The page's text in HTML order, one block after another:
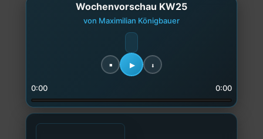
Wochenvorschau KW25
von Maximilian Königbauer
0:00 0:00